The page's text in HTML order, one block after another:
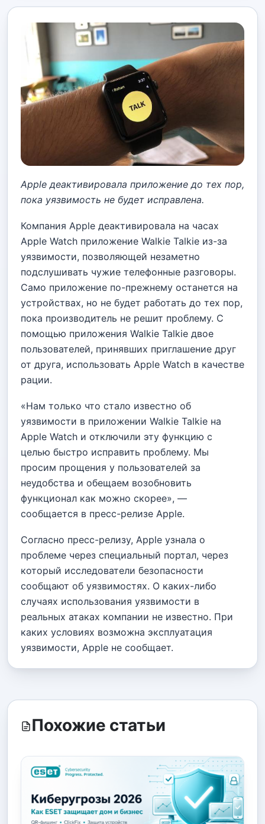
Apple деактивировала приложение до тех пор,
пока уязвимость не будет исправлена.
Компания Apple деактивировала на часах
Apple Watch приложение Walkie Talkie из-за
уязвимости, позволяющей незаметно
подслушивать чужие телефонные разговоры.
Само приложение по-прежнему останется на
устройствах, но не будет работать до тех пор,
пока производитель не решит проблему. С
помощью приложения Walkie Talkie двое
пользователей, принявших приглашение друг
от друга, использовать Apple Watch в качестве
рации.
«Нам только что стало известно об
уязвимости в приложении Walkie Talkie на
Apple Watch и отключили эту функцию с
целью быстро исправить проблему. Мы
просим прощения у пользователей за
неудобства и обещаем возобновить
функционал как можно скорее», —
сообщается в пресс-релизе Apple.
Согласно пресс-релизу, Apple узнала о
проблеме через специальный портал, через
который исследователи безопасности
сообщают об уязвимостях. О каких-либо
случаях использования уязвимости в
реальных атаках компании не известно. При
каких условиях возможна эксплуатация
уязвимости, Apple не сообщает.
Похожие статьи